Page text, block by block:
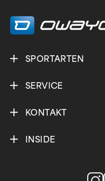
SPORTARTEN
SERVICE
KONTAKT
INSIDE